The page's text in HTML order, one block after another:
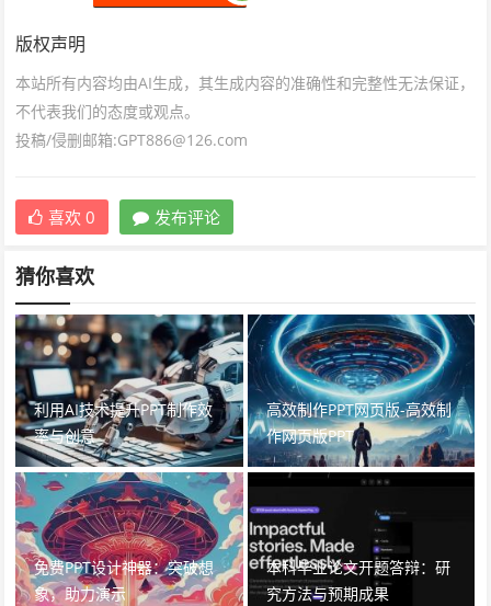
版权声明
本站所有内容均由AI生成，其生成内容的准确性和完整性无法保证，
不代表我们的态度或观点。
投稿/侵删邮箱:GPT886@126.com
喜欢 0 发布评论
猜你喜欢
利用AI技术提升PPT制作效
率与创意
高效制作PPT网页版-高效制
作网页版PPT
免费PPT设计神器：突破想
象，助力演示
本科毕业论文开题答辩：研
究方法与预期成果